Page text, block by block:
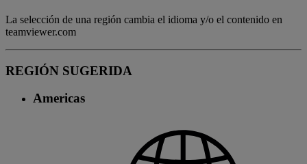
La selección de una región cambia el idioma y/o el contenido en
teamviewer.com
REGIÓN SUGERIDA
Americas